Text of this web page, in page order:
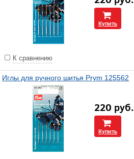
Купить
К сравнению
Иглы для ручного шитья Prym 125562
220 руб.
Купить